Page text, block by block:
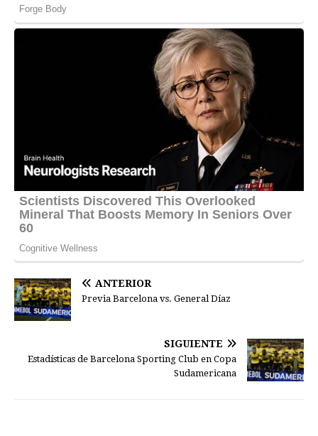
ANTERIOR
Previa Barcelona vs. General Díaz
SIGUIENTE
Estadísticas de Barcelona Sporting Club en Copa
Sudamericana